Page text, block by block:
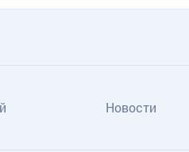
Новости